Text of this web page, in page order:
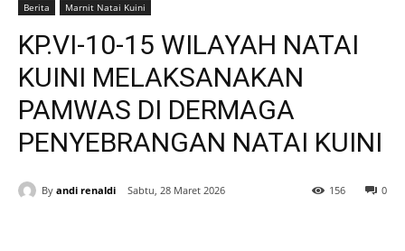
Berita Marnit Natai Kuini
KP.VI-10-15 WILAYAH NATAI
KUINI MELAKSANAKAN
PAMWAS DI DERMAGA
PENYEBRANGAN NATAI KUINI
By andi renaldi Sabtu, 28 Maret 2026 0
156